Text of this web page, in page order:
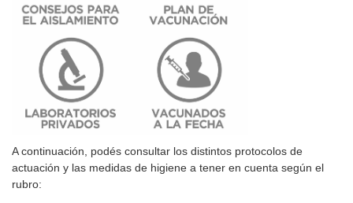
A continuación, podés consultar los distintos protocolos de
actuación y las medidas de higiene a tener en cuenta según el
rubro: